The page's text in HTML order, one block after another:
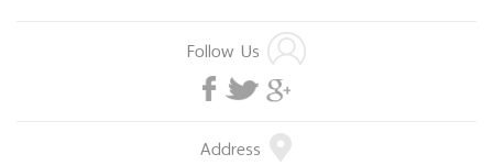
Follow Us
Address